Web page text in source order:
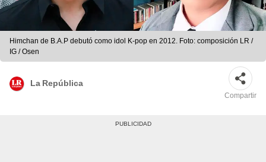
Himchan de B.A.P debutó como idol K-pop en 2012. Foto: composición LR /
IG / Osen
La República
Compartir